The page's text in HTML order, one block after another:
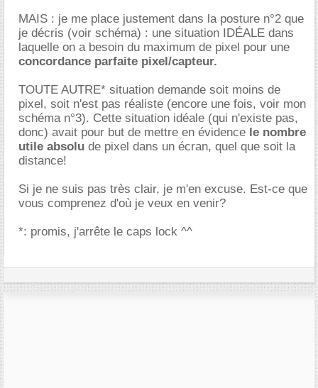
MAIS : je me place justement dans la posture n°2 que
je décris (voir schéma) : une situation IDÉALE dans
laquelle on a besoin du maximum de pixel pour une
concordance parfaite pixel/capteur.
TOUTE AUTRE* situation demande soit moins de
pixel, soit n'est pas réaliste (encore une fois, voir mon
schéma n°3). Cette situation idéale (qui n'existe pas,
donc) avait pour but de mettre en évidence le nombre
utile absolu de pixel dans un écran, quel que soit la
distance!
Si je ne suis pas très clair, je m'en excuse. Est-ce que
vous comprenez d'où je veux en venir?
*: promis, j'arrête le caps lock ^^